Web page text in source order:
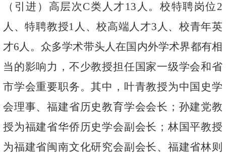
（引进）高层次C类人才13 人。校特聘岗位 2
人、特聘教授1 人、校高端人才3 人、校青年英
才6人。众多学术带头人在国内外学术界都有相
当的影响力，不少教授担任国家一级学会和省
市学会重要职务。其中，叶青教授为中国史学
会理事、福建省历史教育学会会长；孙建党教
授为福建省华侨历史学会副会长；林国平教授
为福建省闽南文化研究会副会长、福建省林则